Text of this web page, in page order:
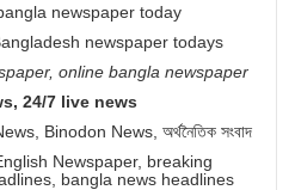
newspaper today
newspaper todays
online bangla newspaper
24/7 live news
Binodon News, অর্থনৈতিক সংবাদ
Newspaper, breaking
bangla news headlines